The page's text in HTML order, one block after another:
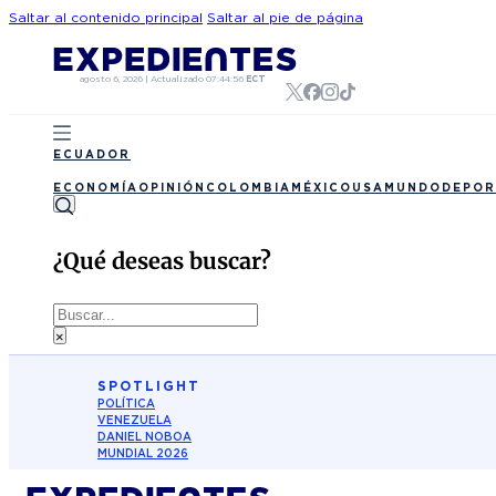
Saltar al contenido principal Saltar al pie de página
agosto 6, 2026 | Actualizado 07:44:56 ECT
ECUADOR
ECONOMÍA OPINIÓN COLOMBIA MÉXICO USA MUNDO
¿Qué deseas buscar?
Buscar
×
SPOTLIGHT
POLÍTICA
VENEZUELA
DANIEL NOBOA
MUNDIAL 2026